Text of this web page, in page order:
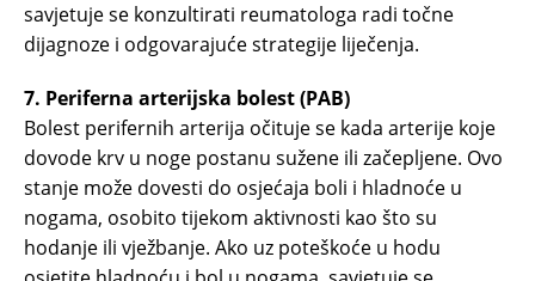
savjetuje se konzultirati reumatologa radi točne
dijagnoze i odgovarajuće strategije liječenja.
7. Periferna arterijska bolest (PAB)
Bolest perifernih arterija očituje se kada arterije koje
dovode krv u noge postanu sužene ili začepljene. Ovo
stanje može dovesti do osjećaja boli i hladnoće u
nogama, osobito tijekom aktivnosti kao što su
hodanje ili vježbanje. Ako uz poteškoće u hodu